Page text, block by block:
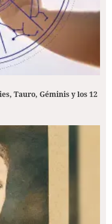
Tauro, Géminis y los 12